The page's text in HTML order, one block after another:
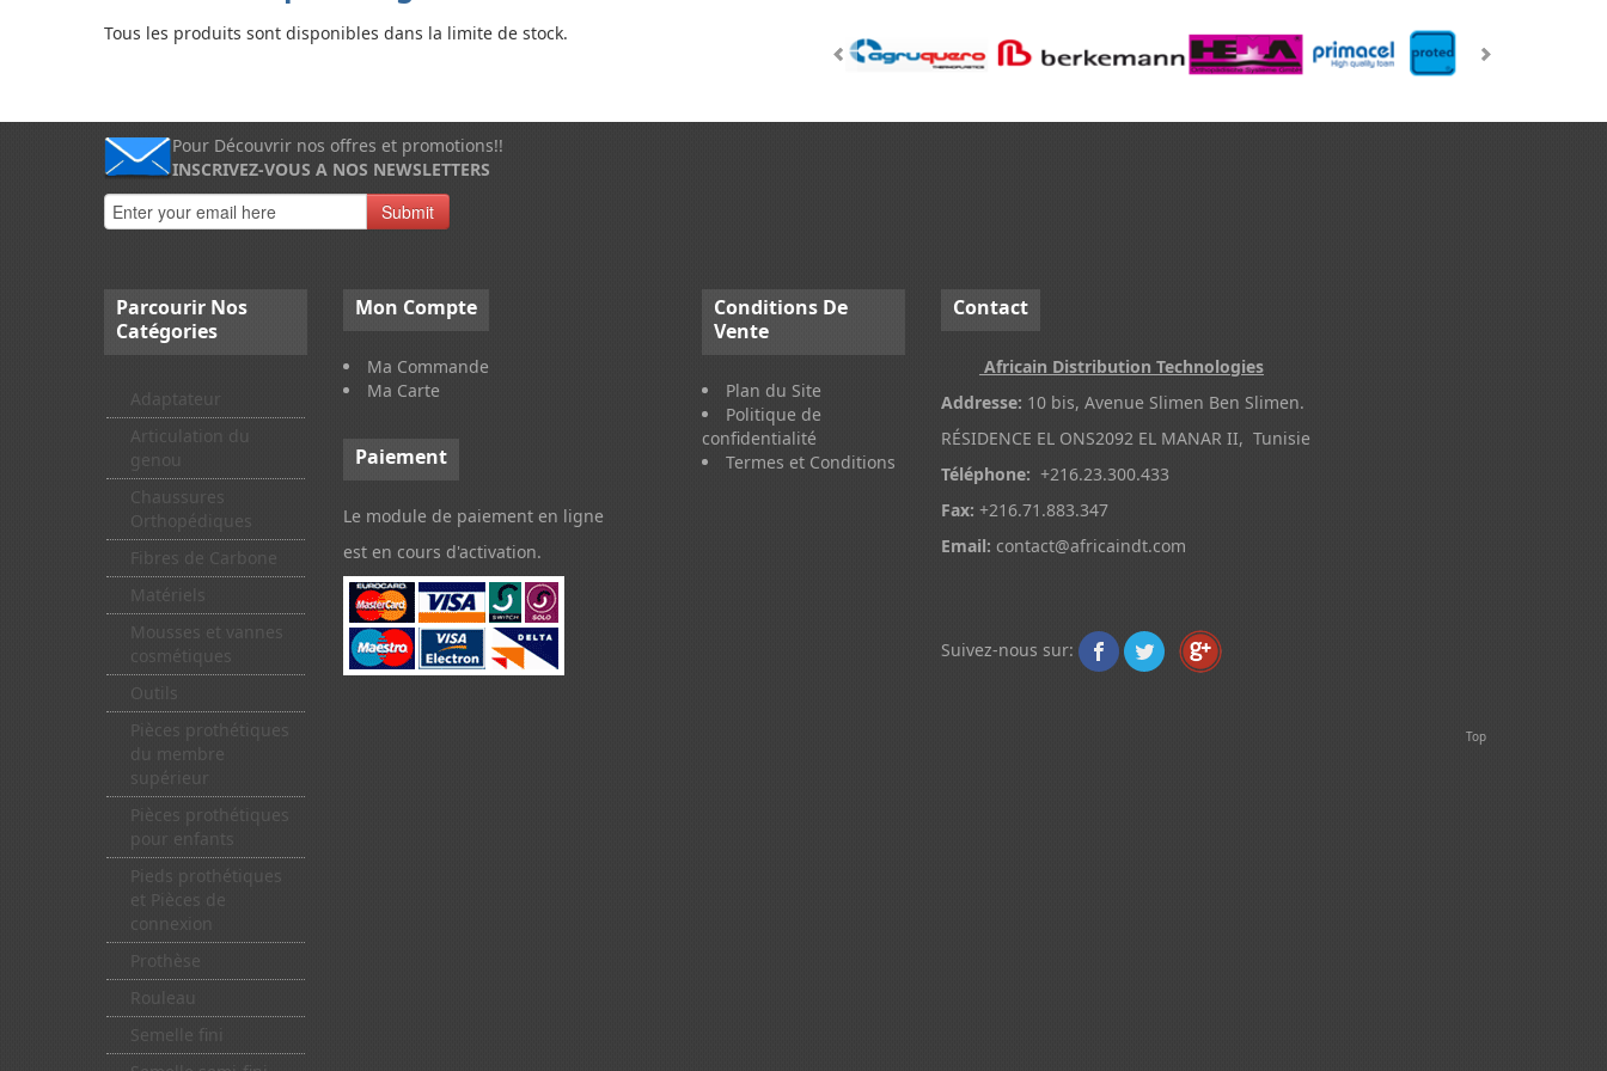
Tous les produits sont disponibles dans la limite de stock.
Pour Découvrir nos offres et promotions!!
INSCRIVEZ-VOUS A NOS NEWSLETTERS
Submit
Parcourir Nos
Catégories
Adaptateur
Articulation du
genou
Chaussures
Orthopédiques
Fibres de Carbone
Matériels
Mousses et vannes
cosmétiques
Outils
Pièces prothétiques
du membre
supérieur
Pièces prothétiques
pour enfants
Pieds prothétiques
et Pièces de
connexion
Prothèse
Rouleau
Semelle fini
Mon Compte
Ma Commande
Ma Carte
Paiement
Le module de paiement en ligne
est en cours d'activation.
Conditions De
Vente
Plan du Site
Politique de
confidentialité
Termes et Conditions
Contact
Africain Distribution Technologies
Addresse: 10 bis, Avenue Slimen Ben Slimen.
RÉSIDENCE EL ONS2092 EL MANAR II, Tunisie
Téléphone: +216.23.300.433
Fax: +216.71.883.347
Email: contact@africaindt.com
Suivez-nous sur:
Top